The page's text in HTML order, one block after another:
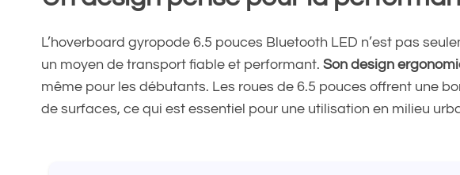
L’hoverboard gyropode 6.5 pouces Bluetooth LED n’est pas
un moyen de transport fiable et performant. Son design
même pour les débutants. Les roues de 6.5 pouces offrent une
de surfaces, ce qui est essentiel pour une utilisation en milieu